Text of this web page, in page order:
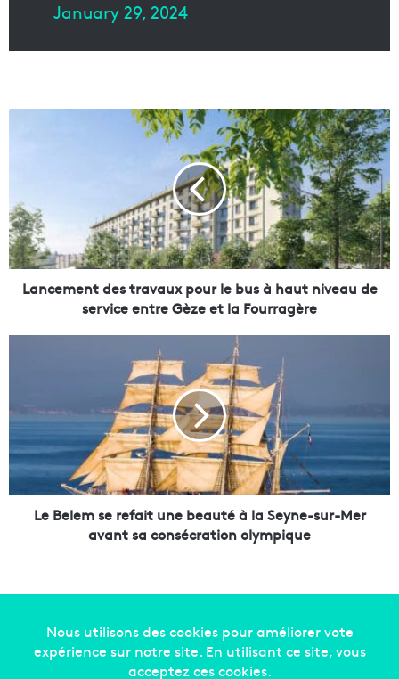
January 29, 2024
m
e
n
t
a
u
x
p
o
Lancement des travaux pour le bus à haut niveau de
service entre Gèze et la Fourragère
l
e
m
s
e
Le Belem se refait une beauté à la Seyne-sur-Mer
avant sa consécration olympique
Copyright © 2014-2022Made in Marseille. Tous droits
mentions légales-nous contacter